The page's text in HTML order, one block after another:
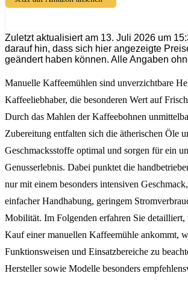
Zuletzt aktualisiert am 13. Juli 2026 um
darauf hin, dass sich hier angezeigte
geändert haben können. Alle Angaben
Manuelle Kaffeemühlen sind unverzichtbare
Kaffeeliebhaber, die besonderen Wert auf
Durch das Mahlen der Kaffeebohnen
Zubereitung entfalten sich die ätherischen Öle
Geschmacksstoffe optimal und sorgen für ein
Genusserlebnis. Dabei punktet die
nur mit einem besonders intensiven
einfacher Handhabung, geringem
Mobilität. Im Folgenden erfahren Sie detailliert,
Kauf einer manuellen Kaffeemühle ankommt,
Funktionsweisen und Einsatzbereiche zu
Hersteller sowie Modelle besonders